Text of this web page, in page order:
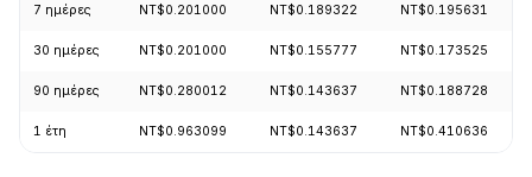
7 ημέρες NT$0.201000 NT$0.189322 NT$0.195631
30 ημέρες NT$0.201000 NT$0.155777 NT$0.173525
90 ημέρες NT$0.280012 NT$0.143637 NT$0.188728
1 έτη NT$0.963099 NT$0.143637 NT$0.410636